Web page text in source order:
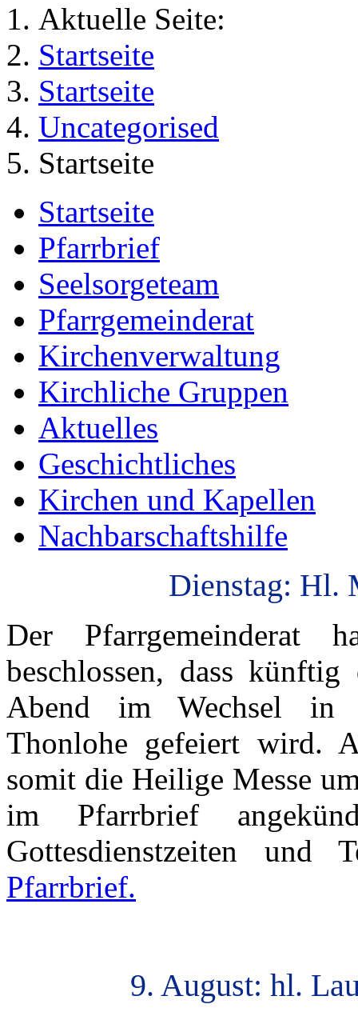
Aktuelle Seite:
Startseite
Startseite
Uncategorised
Startseite
Startseite
Pfarrbrief
Seelsorgeteam
Pfarrgemeinderat
Kirchenverwaltung
Kirchliche Gruppen
Aktuelles
Geschichtliches
Kirchen und Kapellen
Nachbarschaftshilfe
Dienstag: Hl.
Der Pfarrgemeinderat
beschlossen, dass
Abend im Wechsel in
Thonlohe gefeiert wird.
somit die Heilige Messe
im Pfarrbrief
Gottesdienstzeiten
Pfarrbrief.
9. August: hl.